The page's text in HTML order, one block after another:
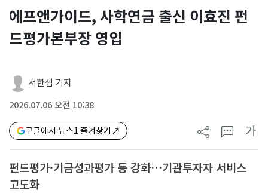
에프앤가이드, 사학연금 출신 이효진 펀
드평가본부장 영입
서한샘 기자
2026.07.06 오전 10:38
구글에서 뉴스1 즐겨찾기 가
펀드평가·기금성과평가 등 강화…기관투자자 서비스
고도화